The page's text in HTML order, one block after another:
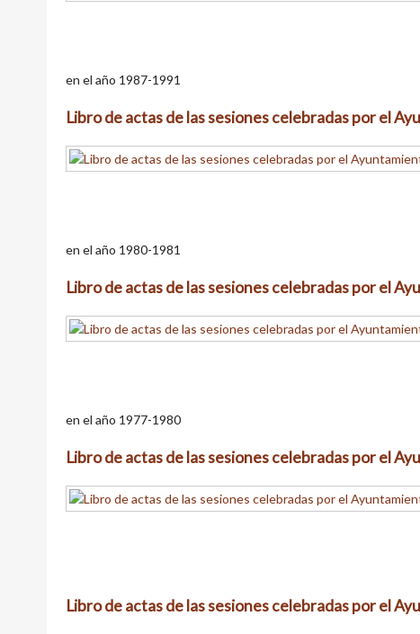
en el año 1987-1991
Libro de actas de las sesiones celebradas por el
en el año 1980-1981
Libro de actas de las sesiones celebradas por el
en el año 1977-1980
Libro de actas de las sesiones celebradas por el
Libro de actas de las sesiones celebradas por el